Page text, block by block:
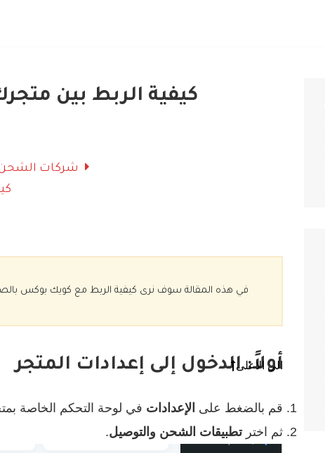
كيفية الربط بين
في هذه المقالة سوف نرى كيفية الربط مع كويك بوكس
أولاً: الدخول إلى إعدادات المتجر
الى الاعلى
قم بالضغط على الإعدادات في لوحة التحكم الخاصة
ثم اخترتطبيقات الشحن والتوصيل.